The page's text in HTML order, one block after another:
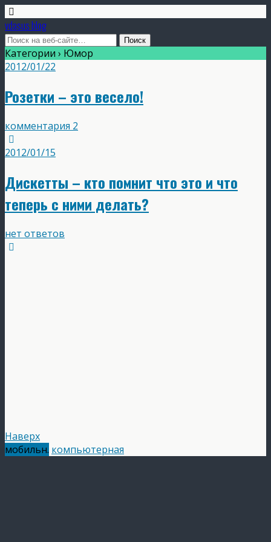
vdasus blog
Категории › Юмор
2012/01/22
Розетки – это весело!
комментария 2
2012/01/15
Дискетты – кто помнит что это и что
теперь с ними делать?
нет ответов
Наверх
мобильн. компьютерная